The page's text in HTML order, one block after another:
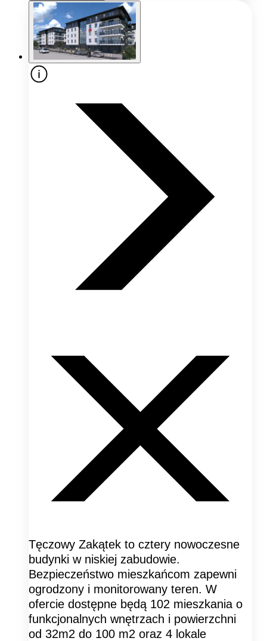
Tęczowy Zakątek to cztery nowoczesne
budynki w niskiej zabudowie.
Bezpieczeństwo mieszkańcom zapewni
ogrodzony i monitorowany teren. W
ofercie dostępne będą 102 mieszkania o
funkcjonalnych wnętrzach i powierzchni
od 32m2 do 100 m2 oraz 4 lokale